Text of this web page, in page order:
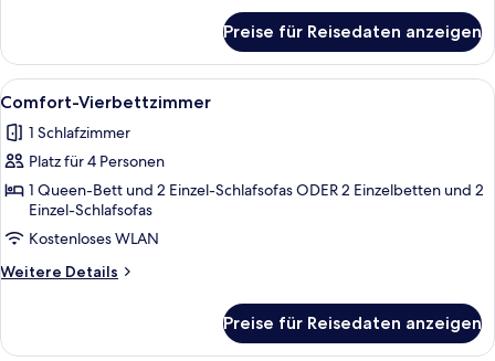
Vierbettzimmer
Preise für Reisedaten anzeigen
Alle
Fotos
für
Comfort-
Vierbettzimmer
anzeigen
Ein Hotelzimmer mit Bett,
6
Comfort-Vierbettzimmer
1 Schlafzimmer
Platz für 4 Personen
1 Queen-Bett und 2 Einzel-Schlafsofas ODER 2 Einzelbetten und 2
Einzel-Schlafsofas
Kostenloses WLAN
Weitere Details
Weitere
Vierbettzimmer
Preise für Reisedaten anzeigen